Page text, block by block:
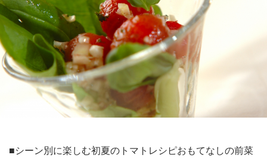
■シーン別に楽しむ初夏のトマトレシピおもてなしの前菜